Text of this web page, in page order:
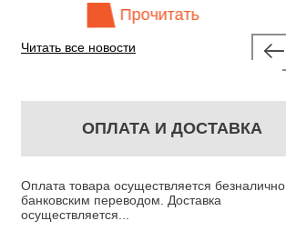
Прочитать
Читать все новости
ОПЛАТА И ДОСТАВКА
Оплата товара осуществляется безналично,
банковским переводом. Доставка
осуществляется...